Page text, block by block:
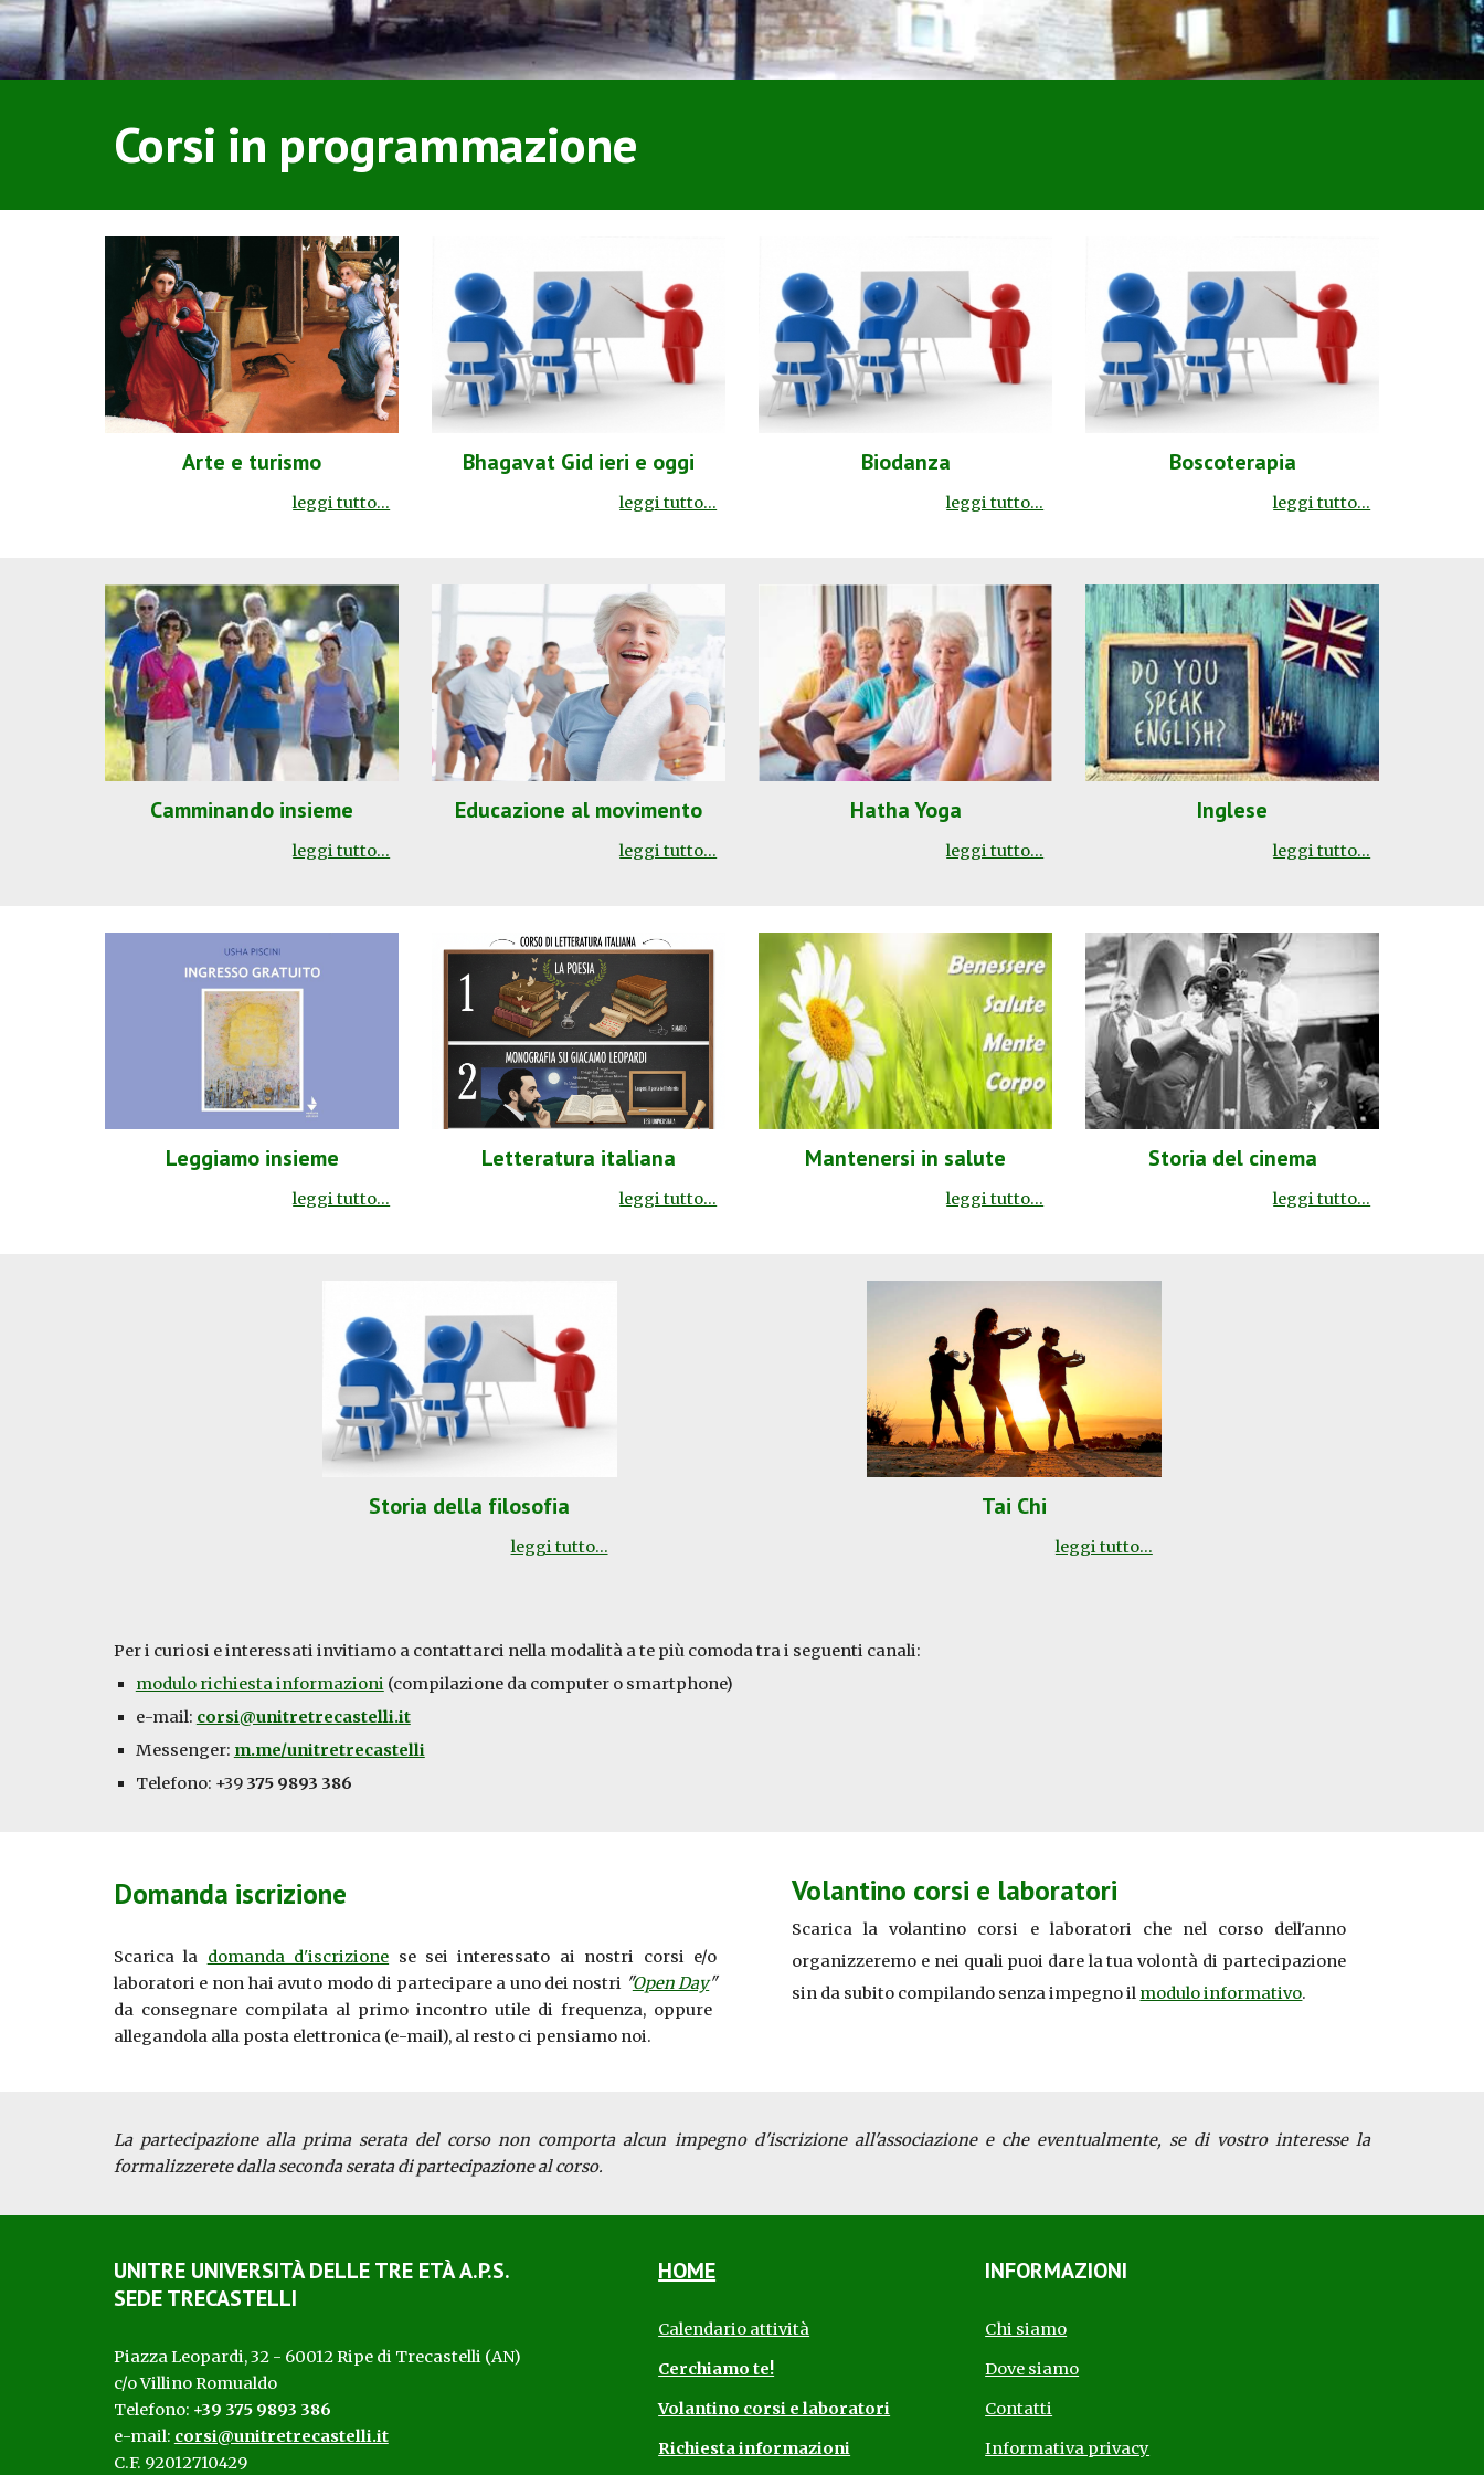
Corsi in programmazione
Arte e turismo
leggi tutto...
Bhagavat Gid ieri e oggi
leggi tutto...
Biodanza
leggi tutto...
Boscoterapia
leggi tutto...
Camminando insieme
leggi tutto...
Educazione al movimento
leggi tutto...
Hatha Yoga
leggi tutto...
Inglese
leggi tutto...
Leggiamo insieme
leggi tutto...
Letteratura italiana
leggi tutto...
Mantenersi in salute
leggi tutto...
Storia del cinema
leggi tutto...
Storia della filosofia
leggi tutto...
Tai Chi
leggi tutto...
Per i curiosi e interessati invitiamo a contattarci nella modalità a te più comoda tra i seguenti canali:
modulo richiesta informazioni(compilazione da computer o smartphone)
e-mail: corsi@unitretrecastelli.it
Messenger: m.me/unitretrecastelli
Telefono: +39 375 9893 386
Domanda iscrizione
Scarica la domanda d'iscrizione se sei interessato ai nostri corsi e/o
laboratori e non hai avuto modo di partecipare a uno dei nostri "Open Day"
da consegnare compilata al primo incontro utile di frequenza, oppure
allegandola alla posta elettronica (e-mail), al resto ci pensiamo noi.
Volantino corsi e laboratori
Scarica lavolantino corsi e laboratoriche nel corso dell'anno
organizzeremo e nei quali puoi dare la tua volontà di partecipazione
sin da subito compilando senza impegno il modulo informativo.
La partecipazione alla prima serata del corso non comporta alcun impegno d'iscrizione all'associazione e che eventualmente, se di vostro interesse la
formalizzerete dalla seconda serata di partecipazione al corso.
UNITRE UNIVERSITÀ DELLETREETÀA.P.S.
SEDE TRECASTELLI
Piazza Leopardi, 32 - 60012 Ripe di Trecastelli (AN)
c/o Villino Romualdo
Telefono: +39 375 9893 386
e-mail: corsi@unitretrecastelli.it
C.F. 92012710429
HOME
Calendario attività
Cerchiamo te!
Volantino corsi e laboratori
Richiesta informazioni
INFORMAZIONI
Chi siamo
Dove siamo
Contatti
Informativa privacy